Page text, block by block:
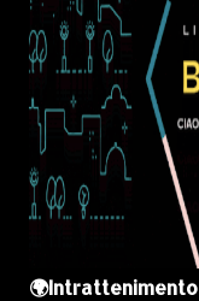
🌍Intrattenimento